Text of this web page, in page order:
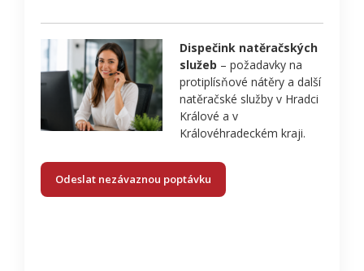
Dispečink natěračských
služeb – požadavky na
protiplísňové nátěry a další
natěračské služby v Hradci
Králové a v
Královéhradeckém kraji.
Odeslat nezávaznou poptávku